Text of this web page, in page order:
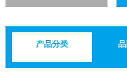
产品分类